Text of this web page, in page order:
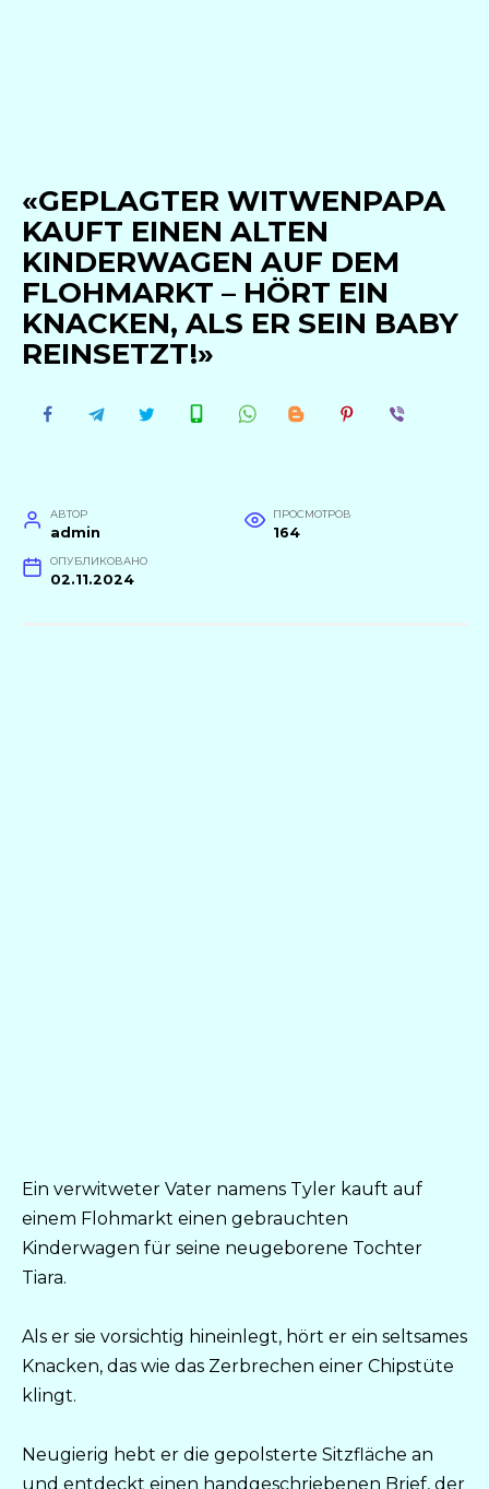
«GEPLAGTER WITWENPAPA
KAUFT EINEN ALTEN
KINDERWAGEN AUF DEM
FLOHMARKT – HÖRT EIN
KNACKEN, ALS ER SEIN BABY
REINSETZT!»
АВТОР
admin
ПРОСМОТРОВ
164
ОПУБЛИКОВАНО
02.11.2024
Ein verwitweter Vater namens Tyler kauft auf
einem Flohmarkt einen gebrauchten
Kinderwagen für seine neugeborene Tochter
Tiara.
Als er sie vorsichtig hineinlegt, hört er ein seltsames
Knacken, das wie das Zerbrechen einer Chipstüte
klingt.
Neugierig hebt er die gepolsterte Sitzfläche an
und entdeckt einen handgeschriebenen Brief, der